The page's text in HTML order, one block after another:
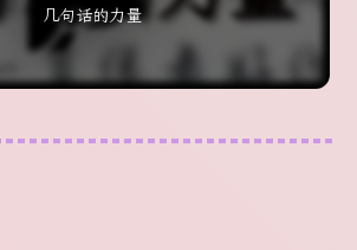
几句话的力量